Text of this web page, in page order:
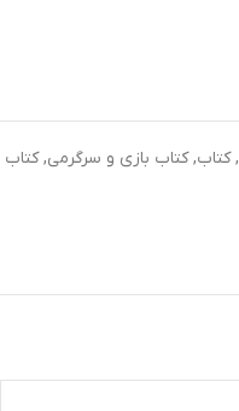
, کتاب, کتاب بازی و سرگرمی, کتاب